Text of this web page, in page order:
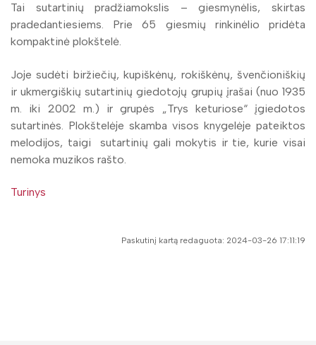
Tai sutartinių pradžiamokslis – giesmynėlis, skirtas
pradedantiesiems. Prie 65 giesmių rinkinėlio pridėta
kompaktinė plokštelė.
Joje sudėti biržiečių, kupiškėnų, rokiškėnų, švenčioniškių
ir ukmergiškių sutartinių giedotojų grupių įrašai (nuo 1935
m. iki 2002 m.) ir grupės „Trys keturiose“ įgiedotos
sutartinės. Plokštelėje skamba visos knygelėje pateiktos
melodijos, taigi sutartinių gali mokytis ir tie, kurie visai
nemoka muzikos rašto.
Turinys
Paskutinį kartą redaguota: 2024-03-26 17:11:19